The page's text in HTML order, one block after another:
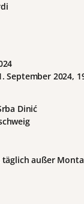
September 2024,
Dinić
außer